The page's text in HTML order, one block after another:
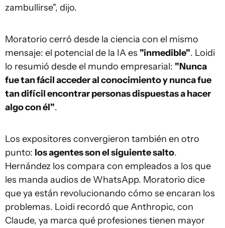
zambullirse", dijo.
Moratorio cerró desde la ciencia con el mismo
mensaje: el potencial de la IA es "inmedible". Loidi
lo resumió desde el mundo empresarial: "Nunca
fue tan fácil acceder al conocimiento y nunca fue
tan difícil encontrar personas dispuestas a hacer
algo con él".
Los expositores convergieron también en otro
punto: los agentes son el siguiente salto.
Hernández los compara con empleados a los que
les manda audios de WhatsApp. Moratorio dice
que ya están revolucionando cómo se encaran los
problemas. Loidi recordó que Anthropic, con
Claude, ya marca qué profesiones tienen mayor